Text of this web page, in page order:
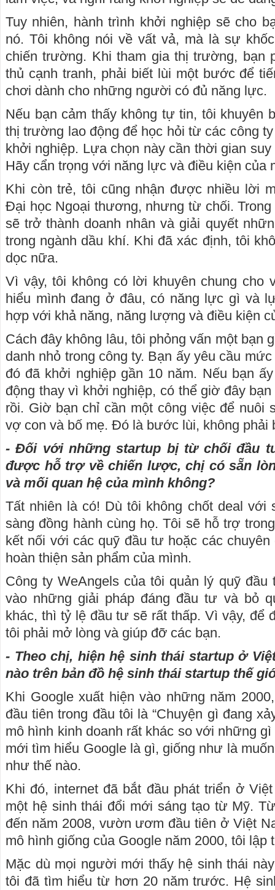
Tuy nhiên, hành trình khởi nghiệp sẽ cho
nó. Tôi không nói về vất vả, mà là sự
chiến trường. Khi tham gia thị trường, bạn
thủ cạnh tranh, phải biết lùi một bước để
chơi dành cho những người có đủ năng lực.
Nếu bạn cảm thấy không tự tin, tôi khuyên
thị trường lao động để học hỏi từ các công
khởi nghiệp. Lựa chọn này cần thời gian
Hãy cẩn trọng với năng lực và điều kiện của
Khi còn trẻ, tôi cũng nhận được nhiều lời
Đại học Ngoại thương, nhưng từ chối.
sẽ trở thành doanh nhân và giải quyết
trong ngành dầu khí. Khi đã xác định, tôi
dọc nữa.
Vì vậy, tôi không có lời khuyên chung cho
hiểu mình đang ở đâu, có năng lực gì và
hợp với khả năng, năng lượng và điều kiện
Cách đây không lâu, tôi phỏng vấn một bạn
danh nhỏ trong công ty. Bạn ấy yêu cầu
đó đã khởi nghiệp gần 10 năm. Nếu bạn
động thay vì khởi nghiệp, có thể giờ đây
rồi. Giờ bạn chỉ cần một công việc để nuôi
vợ con và bố mẹ. Đó là bước lùi, không phải
- Đối với những startup bị từ chối đầu
được hỗ trợ về chiến lược, chị có sẵn
và mối quan hệ của mình không?
Tất nhiên là có! Dù tôi không chốt deal với
sàng đồng hành cùng họ. Tôi sẽ hỗ trợ
kết nối với các quỹ đầu tư hoặc các
hoàn thiện sản phẩm của mình.
Công ty WeAngels của tôi quản lý quỹ
vào những giải pháp đáng đầu tư và bỏ
khác, thì tỷ lệ đầu tư sẽ rất thấp. Vì vậy, để
tôi phải mở lòng và giúp đỡ các bạn.
- Theo chị, hiện hệ sinh thái startup ở
nào trên bản đồ hệ sinh thái startup thế
Khi Google xuất hiện vào những năm
đầu tiên trong đầu tôi là “Chuyện gì đang
mô hình kinh doanh rất khác so với những
mới tìm hiểu Google là gì, giống như là
như thế nào.
Khi đó, internet đã bắt đầu phát triển ở
một hệ sinh thái đổi mới sáng tạo từ Mỹ.
đến năm 2008, vườn ươm đầu tiên ở Việt
mô hình giống của Google năm 2000, tôi lập
Mặc dù mọi người mới thấy hệ sinh thái
tôi đã tìm hiểu từ hơn 20 năm trước. Hệ